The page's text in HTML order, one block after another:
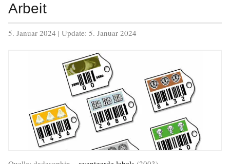
Arbeit
veröffentlicht
5. Januar 2024 | Update: 5. Januar 2024